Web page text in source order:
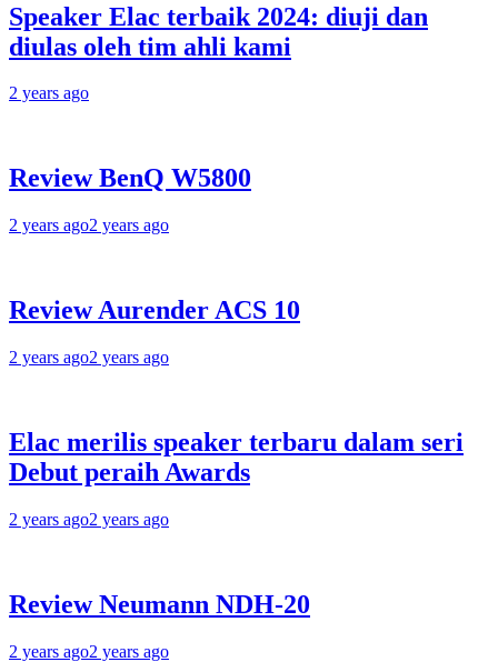
Speaker Elac terbaik 2024: diuji dan
diulas oleh tim ahli kami
2 years ago
Review BenQ W5800
2 years ago2 years ago
Review Aurender ACS 10
2 years ago2 years ago
Elac merilis speaker terbaru dalam seri
Debut peraih Awards
2 years ago2 years ago
Review Neumann NDH-20
2 years ago2 years ago